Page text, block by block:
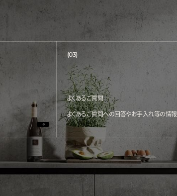
(03)
よくあるご質問
よくあるご質問への回答やお手入れ等の情報